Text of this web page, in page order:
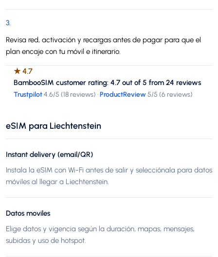
3.
Revisa red, activación y recargas antes de pagar para que el
plan encaje con tu móvil e itinerario.
★4.7
BambooSIM customer rating: 4.7 out of 5 from 24 reviews
Trustpilot4.6/5 (18 reviews) ·ProductReview5/5 (6 reviews)
eSIM para Liechtenstein
Instant delivery (email/QR)
Instala la eSIM con Wi-Fi antes de salir y selecciónala para datos
móviles al llegar a Liechtenstein.
Datos moviles
Elige datos y vigencia según la duración, mapas, mensajes,
subidas y uso de hotspot.